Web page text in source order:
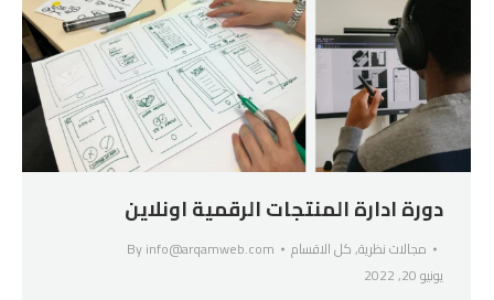
دورة ادارة المنتجات الرقمية اونلاين
مجالات نظرية,كل الاقسام Byinfo@arqamweb.com
يونيو 20, 2022